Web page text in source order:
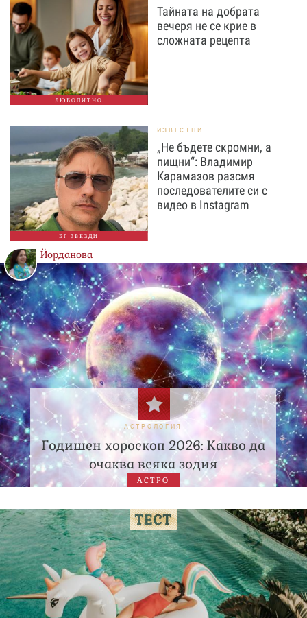
ЛЮБОПИТНО
Тайната на добрата
вечеря не се крие в
сложната рецепта
БГ ЗВЕЗДИ
ИЗВЕСТНИ
„Не бъдете скромни, а
пищни“: Владимир
Карамазов разсмя
последователите си с
видео в Instagram
Йорданова
АСТРОЛОГИЯ
Годишен хороскоп 2026: Какво да
очаква всяка зодия
АСТРО